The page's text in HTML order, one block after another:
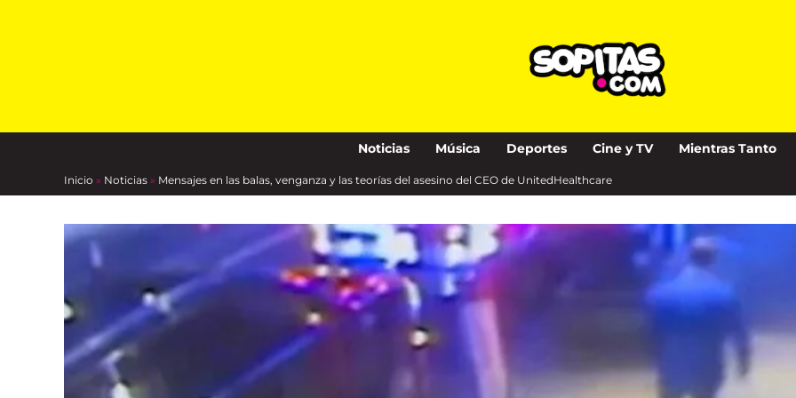
Noticias Música Deportes Cine y TV Mientras Tanto
Inicio » Noticias » Mensajes en las balas, venganza y las teorías del asesino del CEO de UnitedHealthcare